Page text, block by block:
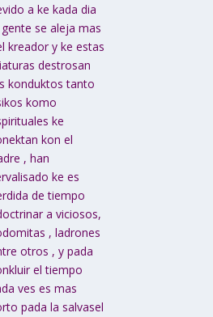
a ke kada dia
se aleja mas
kreador y ke estas
destrosan
konduktos tanto
komo
ke
kon el
, han
ke es
de tiempo
a viciosos,
, ladrones
otros , y pada
el tiempo
ves es mas
pada la salvasel